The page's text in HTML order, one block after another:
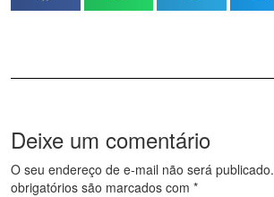
Deixe um comentário
O seu endereço de e-mail não será publicado.
obrigatórios são marcados com *